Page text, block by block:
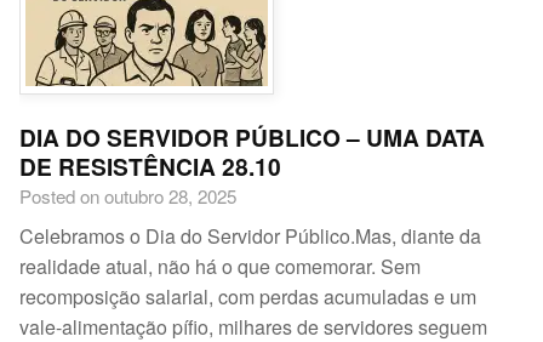
DIA DO SERVIDOR PÚBLICO – UMA DATA
DE RESISTÊNCIA 28.10
Posted on outubro 28, 2025
Celebramos o Dia do Servidor Público.Mas, diante da
realidade atual, não há o que comemorar. Sem
recomposição salarial, com perdas acumuladas e um
vale-alimentação pífio, milhares de servidores seguem